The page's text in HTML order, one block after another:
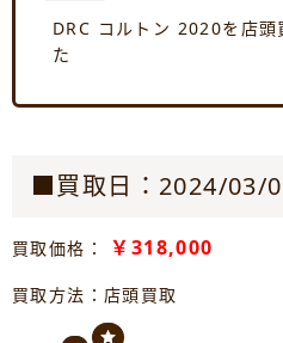
DRC コルトン 2020を店頭
た
■買取日：2024/03/
買取価格： ￥318,000
買取方法：店頭買取